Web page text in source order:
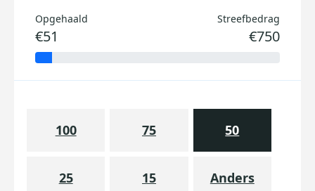
Opgehaald
€51
Streefbedrag
€750
100 75 50
25 15 Anders